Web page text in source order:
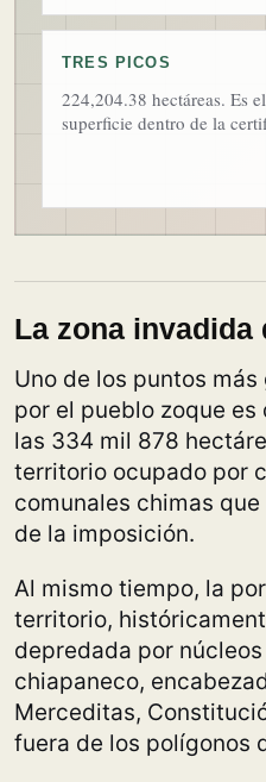
TRES PICOS
224,204.38 hectáreas. Es
superficie dentro de la
La zona invadida
Uno de los puntos
por el pueblo zoque
las 334 mil 878
territorio ocupado por
comunales chimas
de la imposición.
Al mismo tiempo, la
territorio,
depredada por
chiapaneco,
Merceditas,
fuera de los polígonos